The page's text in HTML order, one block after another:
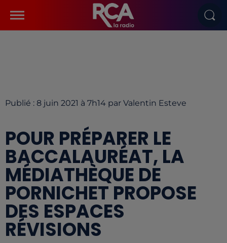
Publié : 8 juin 2021 à 7h14 par Valentin Esteve
POUR PRÉPARER LE
BACCALAURÉAT, LA
MÉDIATHÈQUE DE
PORNICHET PROPOSE
DES ESPACES
RÉVISIONS